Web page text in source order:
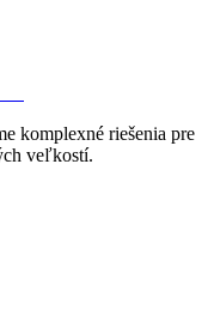
komplexné riešenia pre
veľkostí.